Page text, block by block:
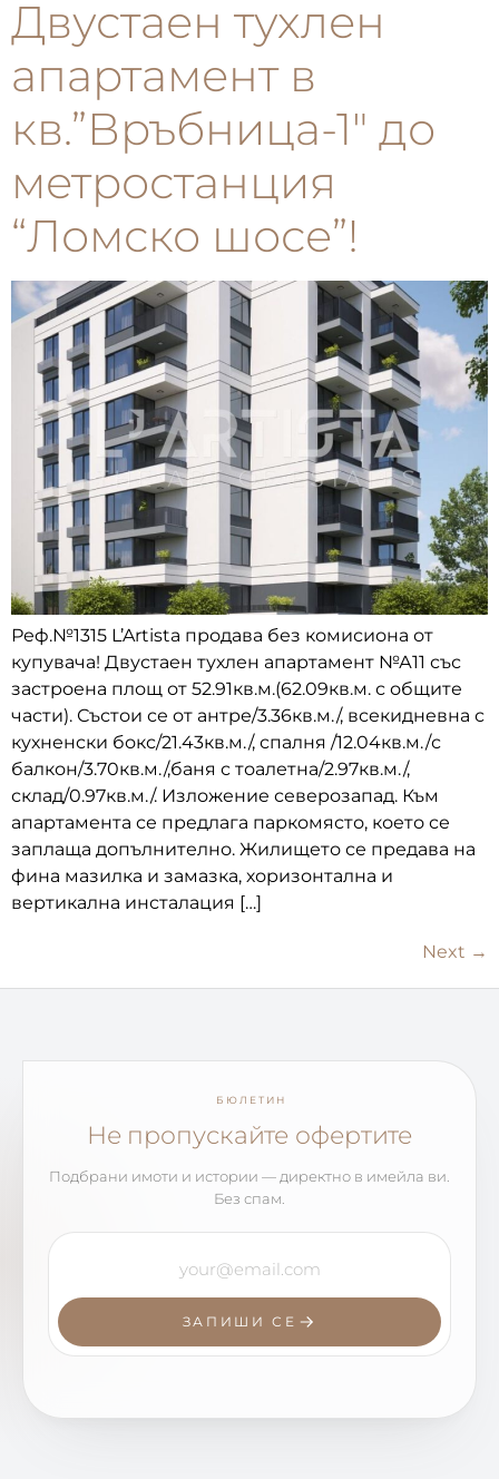
Двустаен тухлен
апартамент в
кв.”Връбница-1″ до
метростанция
“Ломско шосе”!
Реф.№1315 L’Artista продава без комисиона от
купувача! Двустаен тухлен апартамент №А11 със
застроена площ от 52.91кв.м.(62.09кв.м. с общите
части). Състои се от антре/3.36кв.м./, всекидневна с
кухненски бокс/21.43кв.м./, спалня /12.04кв.м./с
балкон/3.70кв.м./,баня с тоалетна/2.97кв.м./,
склад/0.97кв.м./. Изложение северозапад. Към
апартамента се предлага паркомясто, което се
заплаща допълнително. Жилището се предава на
фина мазилка и замазка, хоризонтална и
вертикална инсталация […]
Next →
БЮЛЕТИН
Не пропускайте офертите
Подбрани имоти и истории — директно в имейла ви.
Без спам.
ЗАПИШИ СЕ